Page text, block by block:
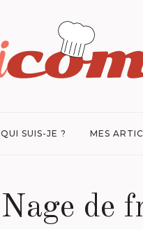
QUI SUIS-JE ? MES
Nage de